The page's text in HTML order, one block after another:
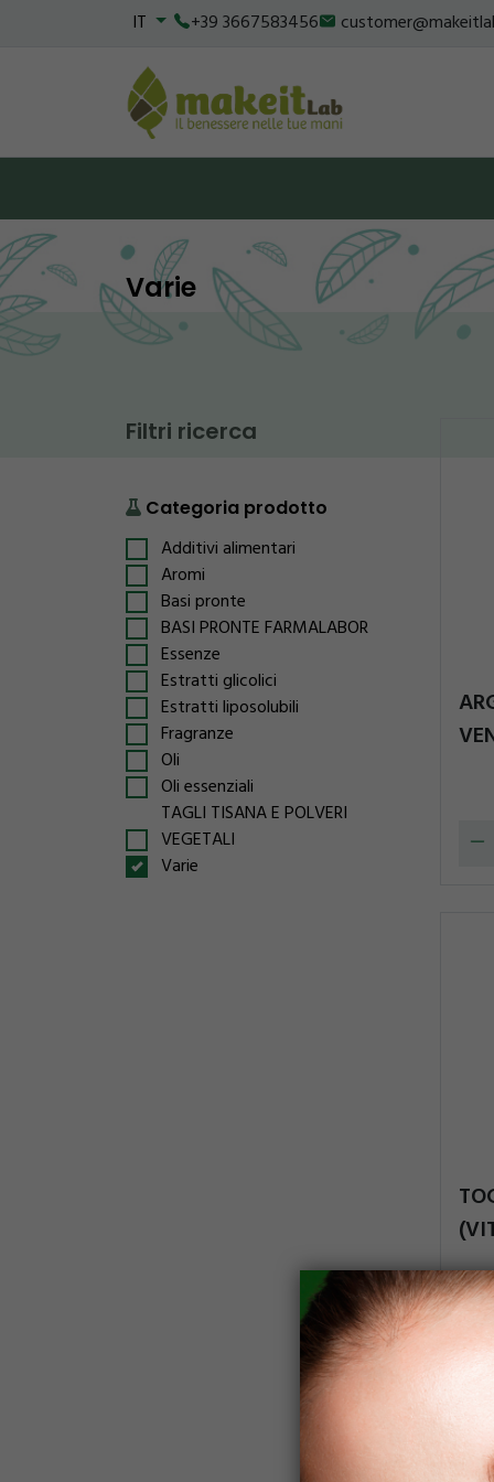
IT +39 3667583456
Varie
Filtri ricerca
Categoria prodotto
Additivi alimentari
Aromi
Basi pronte
BASI PRONTE FARMALABOR
Essenze
Estratti glicolici
Estratti liposolubili
Fragranze
Oli
Oli essenziali
TAGLI TISANA E POLVERI
VEGETALI
Varie